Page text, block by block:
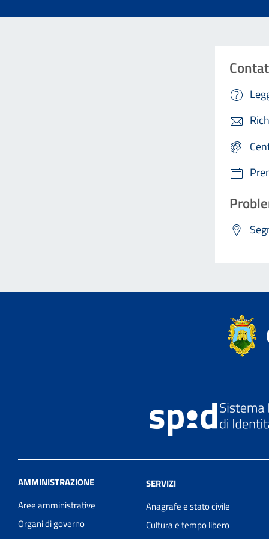
AMMINISTRAZIONE
Aree amministrative
Organi di governo
SERVIZI
Anagrafe e stato civile
Cultura e tempo libero